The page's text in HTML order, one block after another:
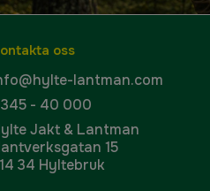
oss
lantman.com
- 40 000
Jakt & Lantman
15
34 Hyltebruk